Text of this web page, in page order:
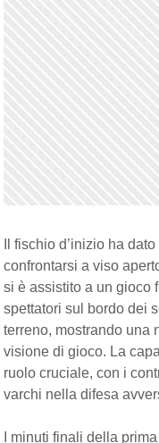
Il fischio d’inizio ha
confrontarsi a viso
si è assistito a un gioco
spettatori sul bordo dei
terreno, mostrando una
visione di gioco. La
ruolo cruciale, con i
varchi nella difesa
I minuti finali della